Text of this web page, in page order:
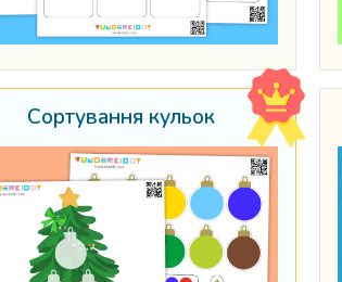
Сортування кульок